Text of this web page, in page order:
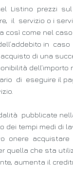
Listino prezzi sul
il servizio o i
come nel caso
in
di una
di eseguire il
pubblicate
tempi medi di
onere acquistare
quella che sta
aumenta il